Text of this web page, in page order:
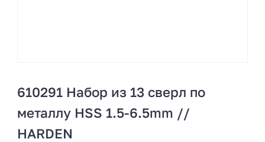
610291 Набор из 13 сверл по
металлу HSS 1.5-6.5mm //
HARDEN